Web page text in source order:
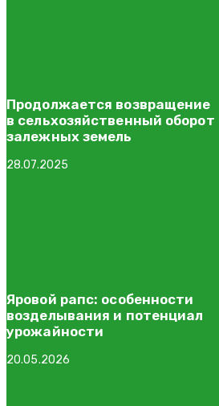
Продолжается возвращение
в сельхозяйственный оборот
залежных земель
28.07.2025
Яровой рапс: особенности
возделывания и потенциал
урожайности
20.05.2026